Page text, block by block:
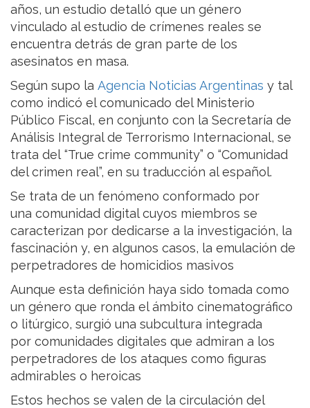
años, un estudio detalló que un género
vinculado al estudio de crímenes reales se
encuentra detrás de gran parte de los
asesinatos en masa.
Según supo la Agencia Noticias Argentinas y tal
como indicó el comunicado del Ministerio
Público Fiscal, en conjunto con la Secretaría de
Análisis Integral de Terrorismo Internacional, se
trata del “True crime community” o “Comunidad
del crimen real”, en su traducción al español.
Se trata de un fenómeno conformado por
una comunidad digital cuyos miembros se
caracterizan por dedicarse a la investigación, la
fascinación y, en algunos casos, la emulación de
perpetradores de homicidios masivos
Aunque esta definición haya sido tomada como
un género que ronda el ámbito cinematográfico
o litúrgico, surgió una subcultura integrada
por comunidades digitales que admiran a los
perpetradores de los ataques como figuras
admirables o heroicas
Estos hechos se valen de la circulación del